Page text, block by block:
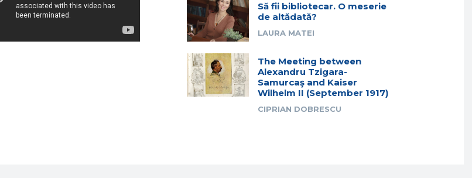
Să fii bibliotecar. O meserie
de altădată?
LAURA MATEI
The Meeting between
Alexandru Tzigara-
Samurcaş and Kaiser
Wilhelm II (September 1917)
CIPRIAN DOBRESCU